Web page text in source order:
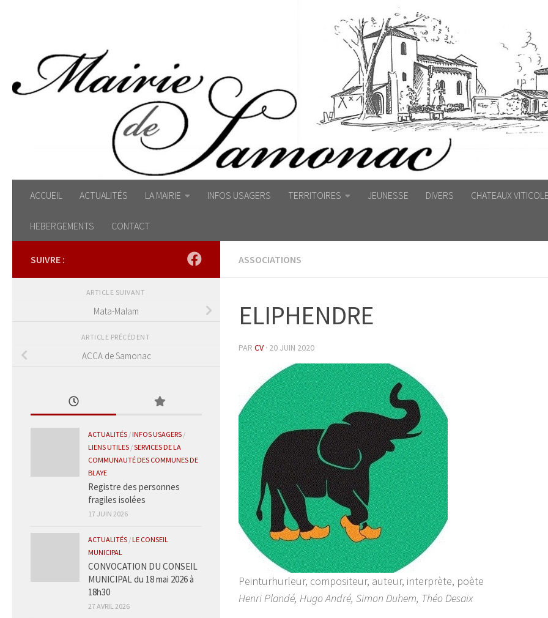
ACCUEIL ACTUALITÉS LA MAIRIE INFOS USAGERS TERRITOIRES JEUNESSE DIVERS CHATEAUX
HEBERGEMENTS CONTACT
ASSOCIATIONS
ELIPHENDRE
PAR CV · 20 JUIN 2020
Peinturhurleur, compositeur, auteur, interprète, poète
Henri Plandé, Hugo André, Simon Duhem, Théo Desaix
SUIVRE :
ARTICLE SUIVANT
Mata-Malam
ARTICLE PRÉCÉDENT
ACCA de Samonac
ACTUALITÉS /INFOS USAGERS /
LIENS UTILES /SERVICES DE LA
COMMUNAUTÉ DES COMMUNES DE
BLAYE
Registre des personnes
fragiles isolées
17 JUIN 2026
ACTUALITÉS /LE CONSEIL
MUNICIPAL
CONVOCATION DU CONSEIL
MUNICIPAL du 18 mai 2026 à
18h30
27 AVRIL 2026